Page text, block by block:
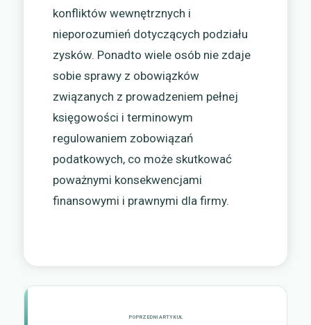
konfliktów wewnętrznych i
nieporozumień dotyczących podziału
zysków. Ponadto wiele osób nie zdaje
sobie sprawy z obowiązków
związanych z prowadzeniem pełnej
księgowości i terminowym
regulowaniem zobowiązań
podatkowych, co może skutkować
poważnymi konsekwencjami
finansowymi i prawnymi dla firmy.